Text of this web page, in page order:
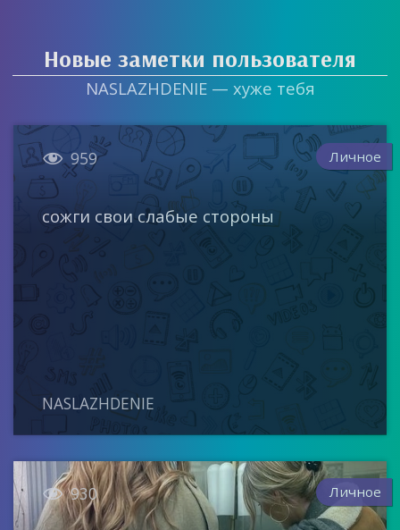
Новые заметки пользователя
NASLAZHDENIE — хуже тебя
 959 Личное
сожги свои слабые стороны
NASLAZHDENIE
 930 Личное